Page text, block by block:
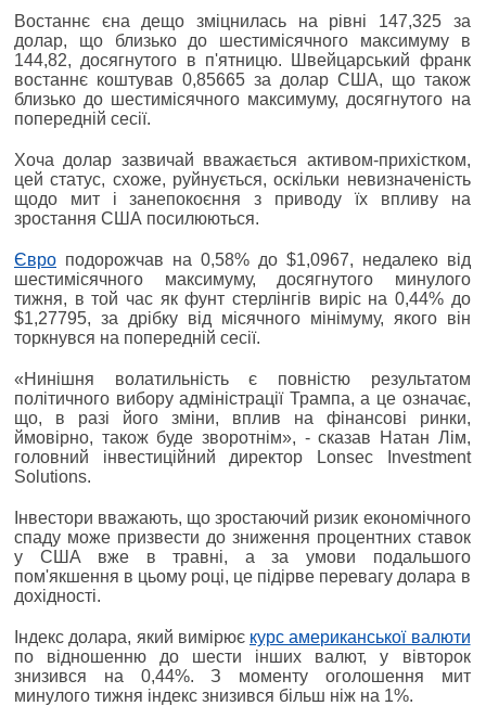
Востаннє єна дещо зміцнилась на рівні 147,325 за
долар, що близько до шестимісячного максимуму в
144,82, досягнутого в п'ятницю. Швейцарський франк
востаннє коштував 0,85665 за долар США, що також
близько до шестимісячного максимуму, досягнутого на
попередній сесії.
Хоча долар зазвичай вважається активом-прихістком,
цей статус, схоже, руйнується, оскільки невизначеність
щодо мит і занепокоєння з приводу їх впливу на
зростання США посилюються.
Євро подорожчав на 0,58% до $1,0967, недалеко від
шестимісячного максимуму, досягнутого минулого
тижня, в той час як фунт стерлінгів виріс на 0,44% до
$1,27795, за дрібку від місячного мінімуму, якого він
торкнувся на попередній сесії.
«Нинішня волатильність є повністю результатом
політичного вибору адміністрації Трампа, а це означає,
що, в разі його зміни, вплив на фінансові ринки,
ймовірно, також буде зворотнім», - сказав Натан Лім,
головний інвестиційний директор Lonsec Investment
Solutions.
Інвестори вважають, що зростаючий ризик економічного
спаду може призвести до зниження процентних ставок
у США вже в травні, а за умови подальшого
пом'якшення в цьому році, це підірве перевагу долара в
дохідності.
Індекс долара, який вимірює курс американської валюти
по відношенню до шести інших валют, у вівторок
знизився на 0,44%. З моменту оголошення мит
минулого тижня індекс знизився більш ніж на 1%.